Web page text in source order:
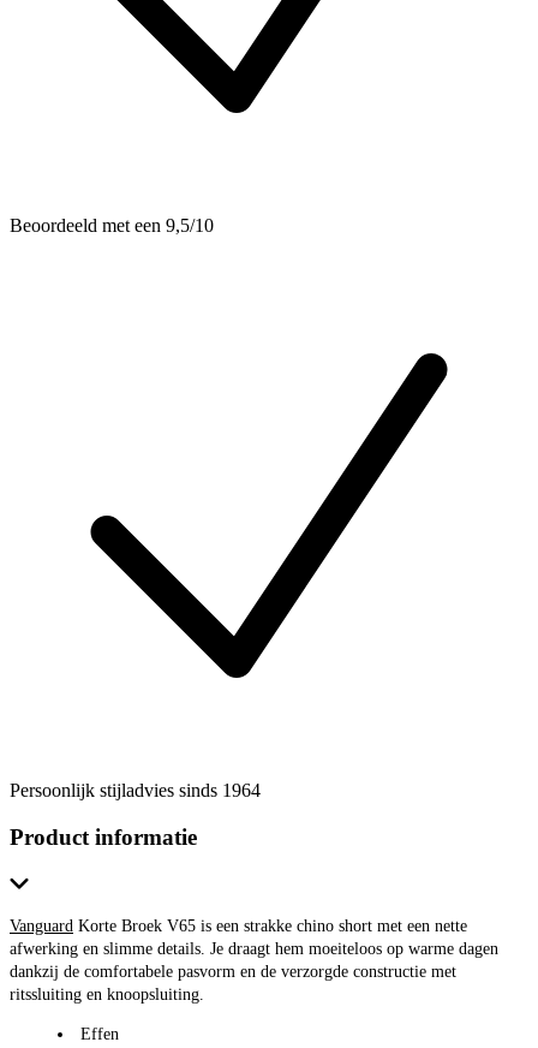
Beoordeeld met een 9,5/10
Persoonlijk stijladvies sinds 1964
Product informatie
Vanguard Korte Broek V65 is een strakke chino short met een nette
afwerking en slimme details. Je draagt hem moeiteloos op warme dagen
dankzij de comfortabele pasvorm en de verzorgde constructie met
ritssluiting en knoopsluiting.
Effen